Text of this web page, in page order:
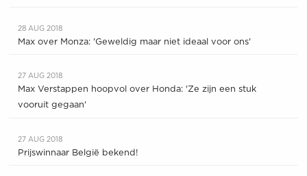
28 AUG 2018
Max over Monza: 'Geweldig maar niet ideaal voor ons'
27 AUG 2018
Max Verstappen hoopvol over Honda: 'Ze zijn een stuk
vooruit gegaan'
27 AUG 2018
Prijswinnaar België bekend!